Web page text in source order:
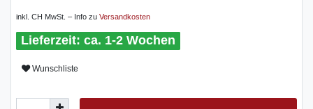
inkl. CH MwSt. – Info zu Versandkosten
ca. 1-2 Wochen
Wunschliste